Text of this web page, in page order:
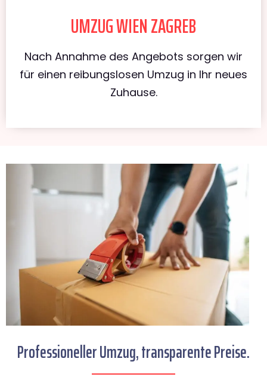
UMZUG WIEN ZAGREB
Nach Annahme des Angebots sorgen wir
für einen reibungslosen Umzug in Ihr neues
Zuhause.
Professioneller Umzug, transparente Preise.